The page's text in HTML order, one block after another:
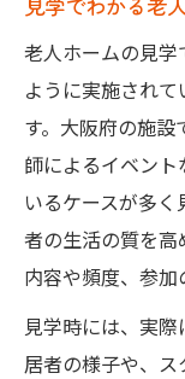
老人ホームの見
ように実施され
す。大阪府の施
師によるイベン
いるケースが多
者の生活の質を高
内容や頻度、参加
見学時には、実
居者の様子や、